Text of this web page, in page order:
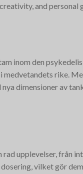
and personal
inom den
rike.
dimensioner av
upplevelser, från
vilket gör